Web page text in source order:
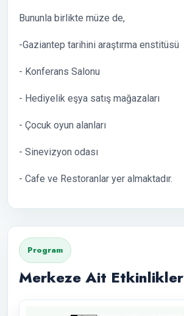
Bununla birlikte müze de,
-Gaziantep tarihini araştırma enstitüsü
- Konferans Salonu
- Hediyelik eşya satış mağazaları
- Çocuk oyun alanları
- Sinevizyon odası
- Cafe ve Restoranlar yer almaktadır.
Program
Merkeze Ait Etkinlikler